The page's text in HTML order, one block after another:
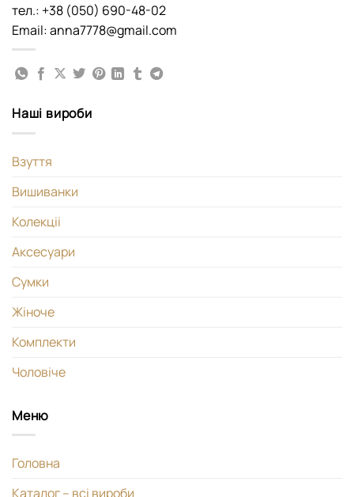
тел.: +38 (050) 690-48-02
Email: anna7778@gmail.com
Наші вироби
Взуття
Вишиванки
Колекціі
Аксесуари
Сумки
Жіноче
Комплекти
Чоловіче
Меню
Головна
Каталог – всі вироби